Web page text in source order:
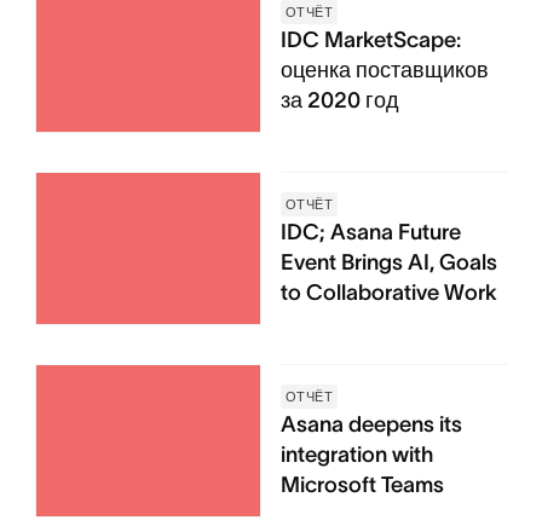
ОТЧЁТ
IDC MarketScape:
оценка поставщиков
за 2020 год
ОТЧЁТ
IDC; Asana Future
Event Brings AI, Goals
to Collaborative Work
ОТЧЁТ
Asana deepens its
integration with
Microsoft Teams